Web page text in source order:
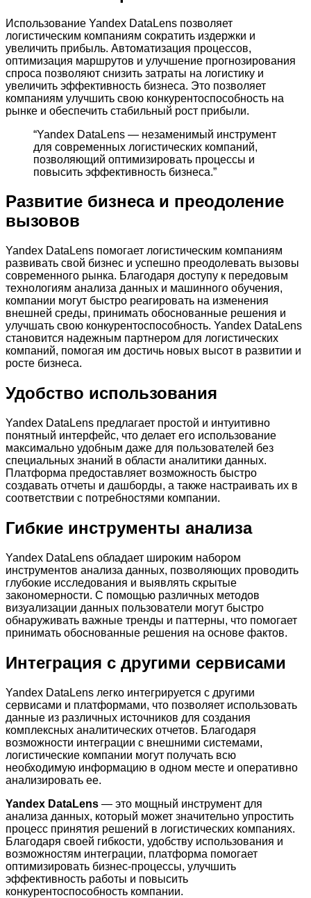
Использование Yandex DataLens позволяет
логистическим компаниям сократить издержки и
увеличить прибыль. Автоматизация процессов,
оптимизация маршрутов и улучшение прогнозирования
спроса позволяют снизить затраты на логистику и
увеличить эффективность бизнеса. Это позволяет
компаниям улучшить свою конкурентоспособность на
рынке и обеспечить стабильный рост прибыли.
“Yandex DataLens — незаменимый инструмент
для современных логистических компаний,
позволяющий оптимизировать процессы и
повысить эффективность бизнеса.”
Развитие бизнеса и преодоление
вызовов
Yandex DataLens помогает логистическим компаниям
развивать свой бизнес и успешно преодолевать вызовы
современного рынка. Благодаря доступу к передовым
технологиям анализа данных и машинного обучения,
компании могут быстро реагировать на изменения
внешней среды, принимать обоснованные решения и
улучшать свою конкурентоспособность. Yandex DataLens
становится надежным партнером для логистических
компаний, помогая им достичь новых высот в развитии и
росте бизнеса.
Удобство использования
Yandex DataLens предлагает простой и интуитивно
понятный интерфейс, что делает его использование
максимально удобным даже для пользователей без
специальных знаний в области аналитики данных.
Платформа предоставляет возможность быстро
создавать отчеты и дашборды, а также настраивать их в
соответствии с потребностями компании.
Гибкие инструменты анализа
Yandex DataLens обладает широким набором
инструментов анализа данных, позволяющих проводить
глубокие исследования и выявлять скрытые
закономерности. С помощью различных методов
визуализации данных пользователи могут быстро
обнаруживать важные тренды и паттерны, что помогает
принимать обоснованные решения на основе фактов.
Интеграция с другими сервисами
Yandex DataLens легко интегрируется с другими
сервисами и платформами, что позволяет использовать
данные из различных источников для создания
комплексных аналитических отчетов. Благодаря
возможности интеграции с внешними системами,
логистические компании могут получать всю
необходимую информацию в одном месте и оперативно
анализировать ее.
Yandex DataLens — это мощный инструмент для
анализа данных, который может значительно упростить
процесс принятия решений в логистических компаниях.
Благодаря своей гибкости, удобству использования и
возможностям интеграции, платформа помогает
оптимизировать бизнес-процессы, улучшить
эффективность работы и повысить
конкурентоспособность компании.